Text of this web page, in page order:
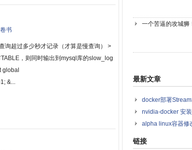
书
询超过多少秒才记录（才算是慢查询） >
，则同时输出到mysql库的slow_log
global
&...
一个苦逼的攻城狮
最新文章
docker部署
nvidia-docker 安装
alpha linux容器修
链接